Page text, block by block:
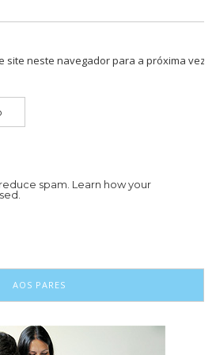
site neste navegador para a próxima vez
spam. Learn how your
AOS PARES